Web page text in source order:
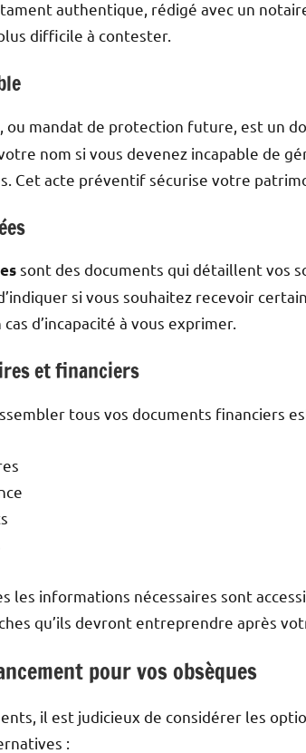
authentique, rédigé avec un
difficile à contester.
, ou mandat de protection future, est un
nom si vous devenez incapable de
Cet acte préventif sécurise votre
sont des documents qui détaillent vos
si vous souhaitez recevoir
d’incapacité à vous exprimer.
et financiers
tous vos documents financiers
les informations nécessaires sont
qu’ils devront entreprendre après
pour vos obsèques
il est judicieux de considérer les
: